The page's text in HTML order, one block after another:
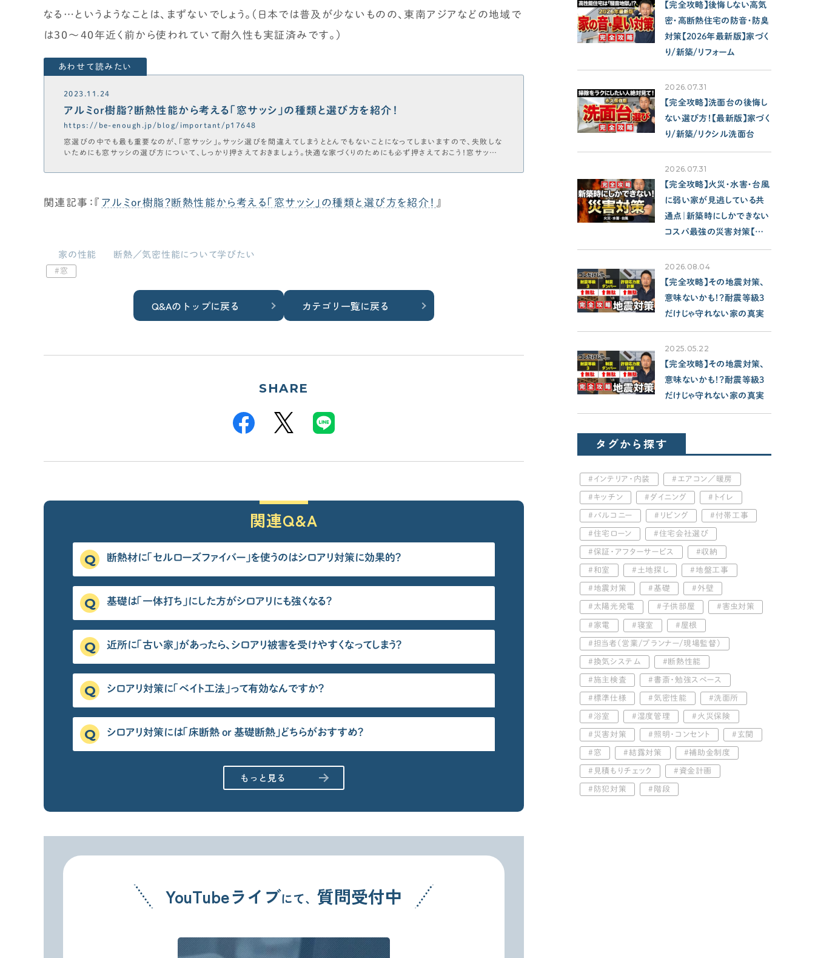
せやまのきもち
工務店の方へ
各種メディアのみなさまへ
【クルー専用】ログインページ
なる…というようなことは、まずないでしょう。（日本では普及が少ないものの、東南アジアなどの地域で
は30～40年近く前から使われていて耐久性も実証済みです。）
2023.11.24
アルミor樹脂？断熱性能から考える「窓サッシ」の種類と選び方を紹介！
https://be-enough.jp/blog/important/p17648
窓選びの中でも最も重要なのが、「窓サッシ」。サッシ選びを間違えてしまうととんでもないことになってしまいますので、失敗しな
いためにも窓サッシの選び方について、しっかり押さえておきましょう。快適な家づくりのためにも必ず押さえておこう！窓サッシ
全攻略】新築の「窓選び」最適解は？窓の種類・性能・設置すべき方角/配置など徹底解説！』「窓サッシ」とは？窓サッシって具体
関連記事：『 アルミor樹脂？断熱性能から考える「窓サッシ」の種類と選び方を紹介！ 』
家の性能 断熱／気密性能について学びたい
窓
Q&Aのトップに戻る カテゴリ一覧に戻る
SHARE
関連Q&A
断熱材に「セルローズファイバー」を使うのはシロアリ対策に効果的？
基礎は「一体打ち」にした方がシロアリにも強くなる？
近所に「古い家」があったら、シロアリ被害を受けやすくなってしまう？
シロアリ対策に「ベイト工法」って有効なんですか？
シロアリ対策には「床断熱 or 基礎断熱」どちらがおすすめ？
もっと見る
YouTubeライブにて、 質問受付中
【完全攻略】後悔しない高気
密・高断熱住宅の防音・防臭
対策【2026年最新版】家づく
り/新築/リフォーム
2026.07.31
【完全攻略】洗面台の後悔し
ない選び方！【最新版】家づく
り/新築/リクシル洗面台
2026.07.31
【完全攻略】火災・水害・台風
に弱い家が見逃している共
通点｜新築時にしかできない
コスパ最強の災害対策【注
文住宅/性能/保険】
2026.08.04
【完全攻略】その地震対策、
意味ないかも！？耐震等級3
だけじゃ守れない家の真実
2025.05.22
【完全攻略】その地震対策、
意味ないかも！？耐震等級3
だけじゃ守れない家の真実
タグから探す
インテリア・内装 エアコン／暖房
キッチン ダイニング トイレ
バルコニー リビング 付帯工事
住宅ローン 住宅会社選び
保証・アフターサービス 収納
和室 土地探し 地盤工事
地震対策 基礎 外壁
太陽光発電 子供部屋 害虫対策
家電 寝室 屋根
担当者（営業/プランナー/現場監督）
換気システム 断熱性能
施主検査 書斎・勉強スペース
標準仕様 気密性能 洗面所
浴室 湿度管理 火災保険
災害対策 照明・コンセント 玄関
窓 結露対策 補助金制度
見積もりチェック 資金計画
防犯対策 階段